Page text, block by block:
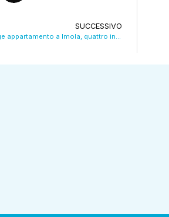
SUCCESSIVO
Incendio distrugge appartamento a Imola, quattro intossicati